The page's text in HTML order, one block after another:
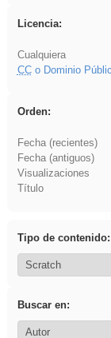
Licencia:
Cualquiera
CCo Dominio
Orden:
Fecha (recientes)
Fecha (antiguos)
Visualizaciones
Título
Tipo de contenido:
Buscar en: